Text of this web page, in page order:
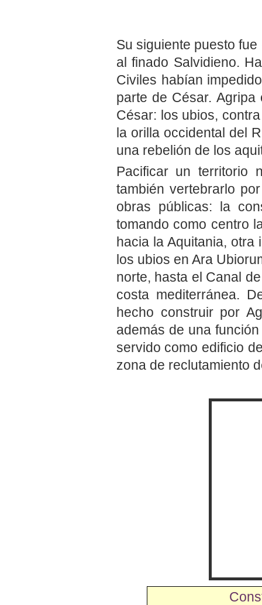
Su siguiente puesto
al finado Salvidieno.
Civiles habían
parte de César.
César: los ubios,
la orilla occidental del
una rebelión de los
Pacificar un territorio
también vertebrarlo
obras públicas: la
tomando como centro
hacia la Aquitania,
los ubios en Ara
norte, hasta el Canal
costa mediterránea.
hecho construir por
además de una
servido como edificio
zona de reclutamiento